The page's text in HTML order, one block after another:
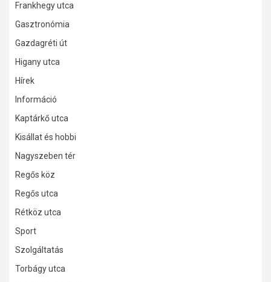
Frankhegy utca
Gasztronómia
Gazdagréti út
Higany utca
Hírek
Információ
Kaptárkő utca
Kisállat és hobbi
Nagyszeben tér
Regős köz
Regős utca
Rétköz utca
Sport
Szolgáltatás
Torbágy utca